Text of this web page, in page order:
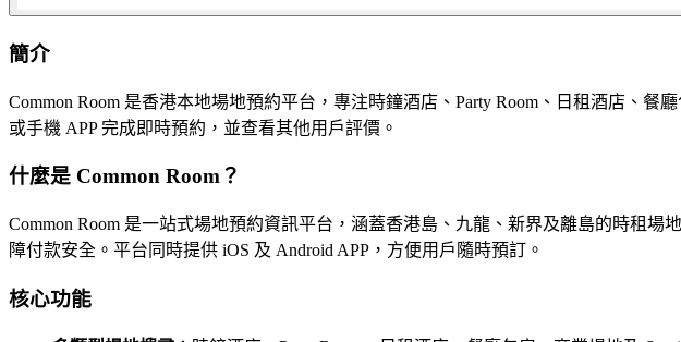
簡介
Common Room 是香港本地場地預約平台，專注時鐘酒店、Party Room、日租酒店、
或手機 APP 完成即時預約，並查看其他用戶評價。
什麼是 Common Room？
Common Room 是一站式場地預約資訊平台，涵蓋香港島、九龍、新界及離島的時租
障付款安全。平台同時提供 iOS 及 Android APP，方便用戶隨時預訂。
核心功能